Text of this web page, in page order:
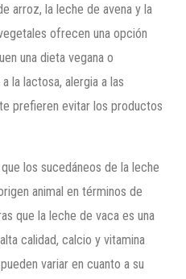
arroz, la leche de avena y la
ofrecen una opción
una dieta vegana o
la lactosa, alergia a las
prefieren evitar los productos
los sucedáneos de la leche
animal en términos de
que la leche de vaca es una
calidad, calcio y vitamina
variar en cuanto a su